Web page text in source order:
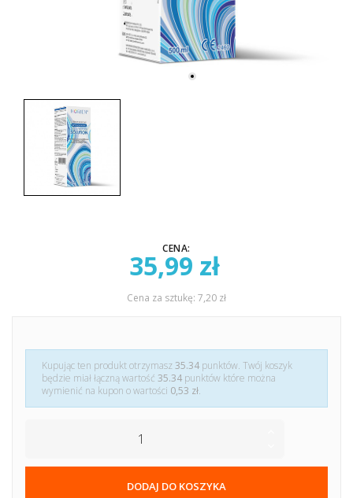
CENA:
35,99 zł
Cena za sztukę: 7,20 zł
Kupując ten produkt otrzymasz35.34 punktów. Twój koszyk
będzie miał łączną wartość 35.34 punktów które można
wymienić na kupon o wartości 0,53 zł.
DODAJ DO KOSZYKA